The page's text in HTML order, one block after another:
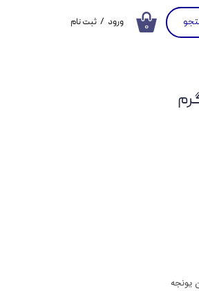
۰ ورود / ثبت نام
یونجه